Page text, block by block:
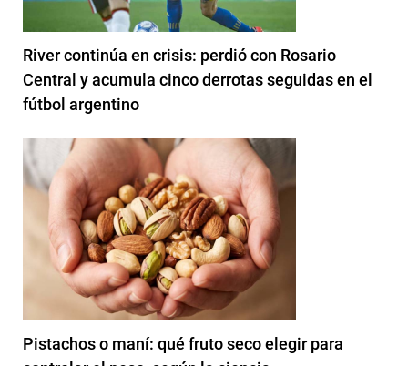
River continúa en crisis: perdió con Rosario
Central y acumula cinco derrotas seguidas en el
fútbol argentino
Pistachos o maní: qué fruto seco elegir para